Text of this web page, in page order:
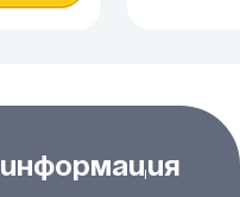
Информация